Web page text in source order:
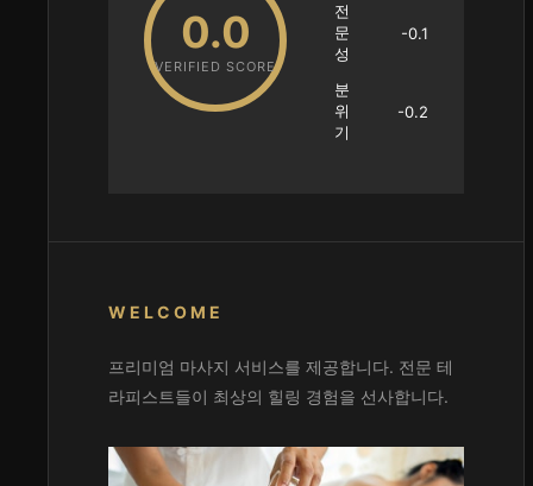
0.0
VERIFIED SCORE
전
문
성
-0.1
분
위
기
-0.2
WELCOME
프리미엄 마사지 서비스를 제공합니다. 전문 테
라피스트들이 최상의 힐링 경험을 선사합니다.